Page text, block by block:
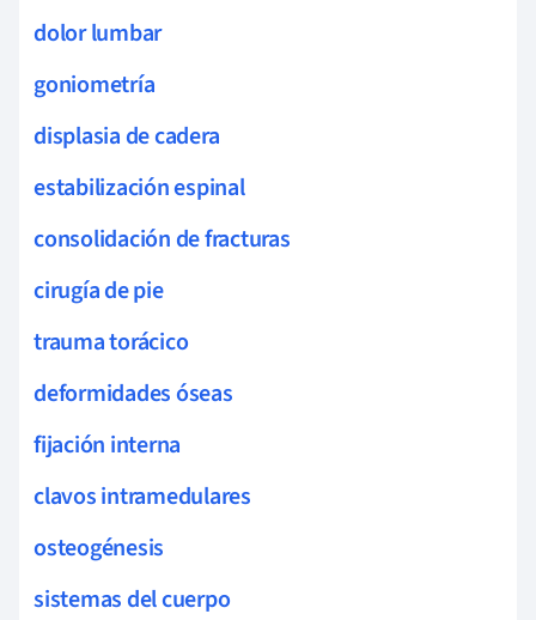
dolor lumbar
goniometría
displasia de cadera
estabilización espinal
consolidación de fracturas
cirugía de pie
trauma torácico
deformidades óseas
fijación interna
clavos intramedulares
osteogénesis
sistemas del cuerpo